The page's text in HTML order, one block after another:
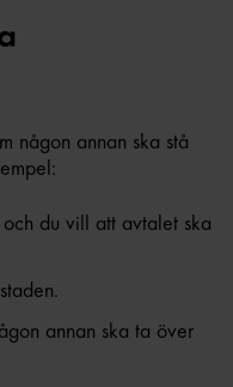
någon annan ska stå
du vill att avtalet ska
annan ska ta över